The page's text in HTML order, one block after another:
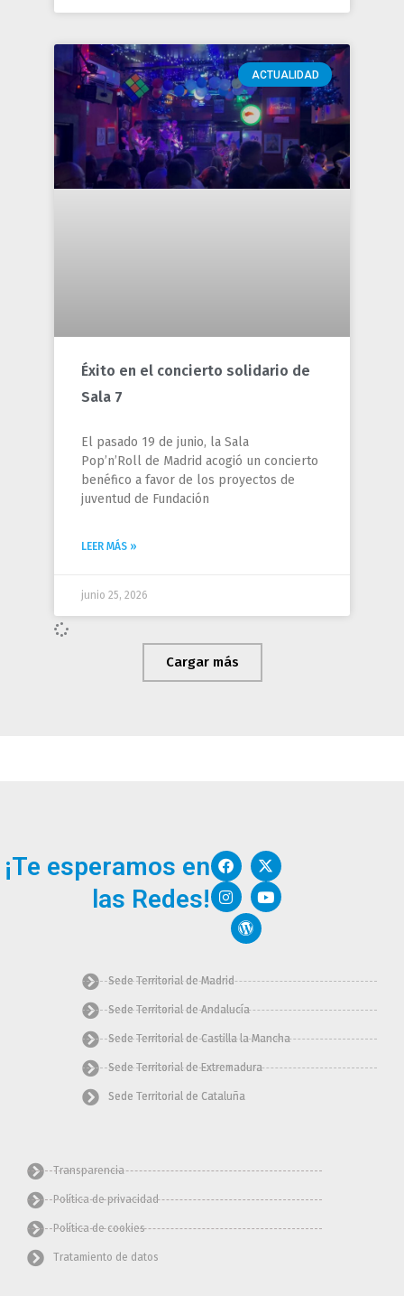
ACTUALIDAD
Éxito en el concierto solidario de
Sala 7
El pasado 19 de junio, la Sala
Pop’n’Roll de Madrid acogió un concierto
benéfico a favor de los proyectos de
juventud de Fundación
LEER MÁS »
junio 25, 2026
Cargar más
¡Te esperamos en
las Redes!
F
a
c
e
b
o
X
-
t
w
i
r
I
n
s
t
a
g
m
Y
o
u
t
u
W
o
d
p
r
e
s
Sede Territorial de Madrid
Sede Territorial de Andalucía
Sede Territorial de Castilla la Mancha
Sede Territorial de Extremadura
Sede Territorial de Cataluña
Transparencia
Política de privacidad
Política de cookies
Tratamiento de datos